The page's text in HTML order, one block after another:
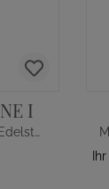
I
Kreuz mit Zierbogen Edelstahl